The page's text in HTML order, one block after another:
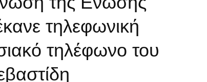
τηλεφωνική
τηλέφωνο του